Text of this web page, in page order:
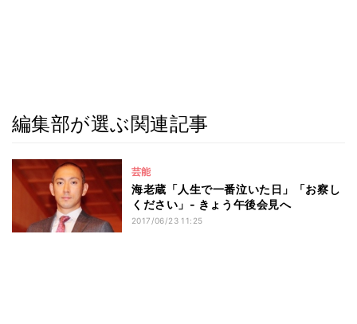
編集部が選ぶ関連記事
芸能
海老蔵「人生で一番泣いた日」「お察し
ください」- きょう午後会見へ
2017/06/23 11:25